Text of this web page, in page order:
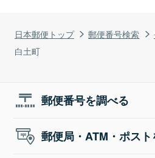
日本郵便トップ 郵便番号検索
白土町
郵便番号を調べる
郵便局・ATM・ポス